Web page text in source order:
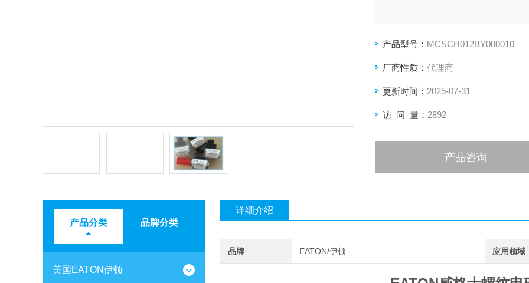
产品型号： MCSCH012BY000010
厂商性质： 代理商
更新时间： 2025-07-31
访 问 量： 2892
产品咨询
产品分类 品牌分类
美国EATON伊顿
详细介绍
品牌 EATON/伊顿 应用领域